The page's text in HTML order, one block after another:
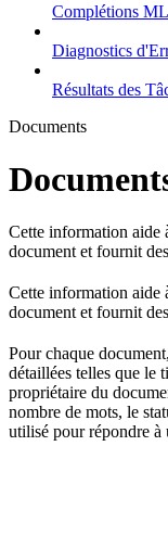
Complétions ML
Diagnostics
Résultats des
Documents
Cette information aide
document et fournit
Cette information aide
document et fournit
Pour chaque
détaillées telles que le
propriétaire du
nombre de mots, le
utilisé pour répondre à